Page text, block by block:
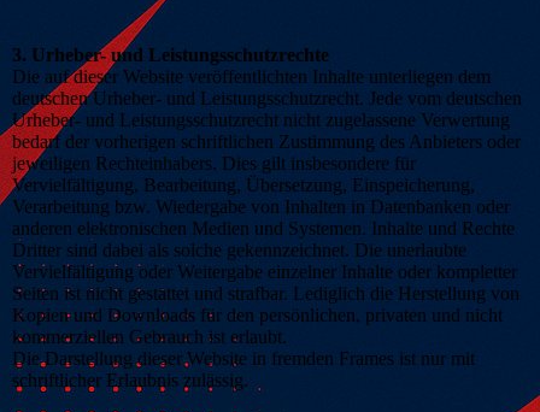
3. Urheber- und Leistungsschutzrechte
Die auf dieser Website veröffentlichten Inhalte unterliegen dem
deutschen Urheber- und Leistungsschutzrecht. Jede vom deutschen
Urheber- und Leistungsschutzrecht nicht zugelassene Verwertung
bedarf der vorherigen schriftlichen Zustimmung des Anbieters oder
jeweiligen Rechteinhabers. Dies gilt insbesondere für
Vervielfältigung, Bearbeitung, Übersetzung, Einspeicherung,
Verarbeitung bzw. Wiedergabe von Inhalten in Datenbanken oder
anderen elektronischen Medien und Systemen. Inhalte und Rechte
Dritter sind dabei als solche gekennzeichnet. Die unerlaubte
Vervielfältigung oder Weitergabe einzelner Inhalte oder kompletter
Seiten ist nicht gestattet und strafbar. Lediglich die Herstellung von
Kopien und Downloads für den persönlichen, privaten und nicht
kommerziellen Gebrauch ist erlaubt.
Die Darstellung dieser Website in fremden Frames ist nur mit
schriftlicher Erlaubnis zulässig.